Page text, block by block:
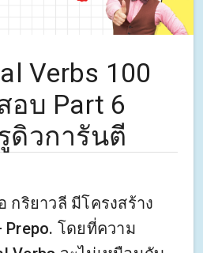
Verbs 100
อบ Part 6
ดิวการันตี
กริยาวลี มีโครงสร้าง
Prepo. โดยที่ความ